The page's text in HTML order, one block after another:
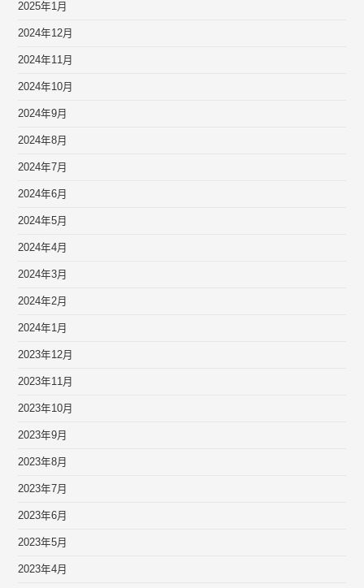
2025年1月
2024年12月
2024年11月
2024年10月
2024年9月
2024年8月
2024年7月
2024年6月
2024年5月
2024年4月
2024年3月
2024年2月
2024年1月
2023年12月
2023年11月
2023年10月
2023年9月
2023年8月
2023年7月
2023年6月
2023年5月
2023年4月